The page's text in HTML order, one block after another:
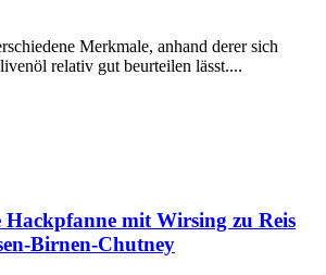
Merkmale, anhand derer sich
relativ gut beurteilen lässt....
Hackpfanne mit Wirsing zu Reis
Birnen-Chutney